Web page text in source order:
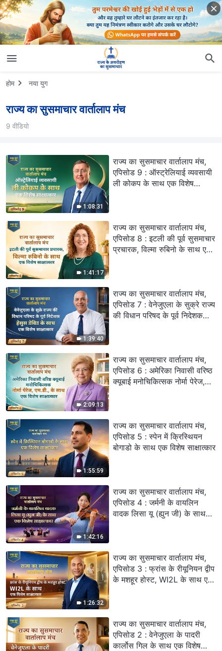
होम नया युग
राज्य का सुसमाचार वार्तालाप मंच
9 वीडियो
1:08:31
राज्य का सुसमाचार वार्तालाप मंच,
एपिसोड 9 : ऑस्ट्रेलियाई व्यवसायी
ली कोकप के साथ एक विशेष
1:41:17
राज्य का सुसमाचार वार्तालाप मंच,
एपिसोड 8 : इटली की पूर्व सुसमाचार
प्रचारक, विल्मा रुबिनो के साथ एक
1:39:40
राज्य का सुसमाचार वार्तालाप मंच,
एपिसोड 7 : वेनेजुएला के सुक्रे राज्य
की विधान परिषद के पूर्व निदेशक
2:09:13
राज्य का सुसमाचार वार्तालाप मंच,
एपिसोड 6 : अमेरिका निवासी वरिष्ठ
क्यूबाई मनोचिकित्सक नोर्मा पेरेज,
1:55:59
राज्य का सुसमाचार वार्तालाप मंच,
एपिसोड 5 : स्पेन में क्रिस्थियन
बोगाडो के साथ एक विशेष साक्षात्कार
1:42:16
राज्य का सुसमाचार वार्तालाप मंच,
एपिसोड 4 : जर्मनी के वायलिन
वादक लिसा यू (ह्युन जी) के साथ
1:26:32
राज्य का सुसमाचार वार्तालाप मंच,
एपिसोड 3 : फ्रांस के रीयूनियन द्वीप
के मशहूर होस्ट, WI2L के साथ एक
राज्य का सुसमाचार वार्तालाप मंच,
एपिसोड 2 : वेनेजुएला के पादरी
कार्लोस गिल के साथ एक विशेष